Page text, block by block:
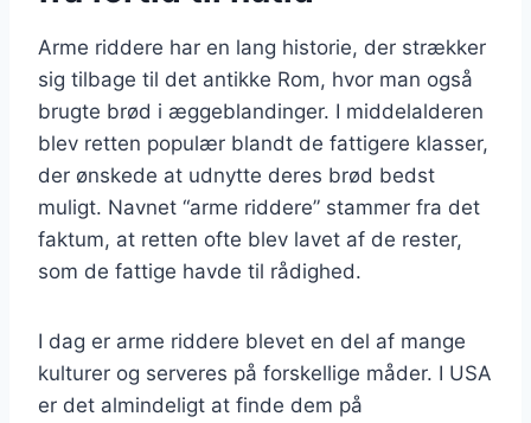
Arme riddere har en lang historie, der strækker
sig tilbage til det antikke Rom, hvor man også
brugte brød i æggeblandinger. I middelalderen
blev retten populær blandt de fattigere klasser,
der ønskede at udnytte deres brød bedst
muligt. Navnet “arme riddere” stammer fra det
faktum, at retten ofte blev lavet af de rester,
som de fattige havde til rådighed.
I dag er arme riddere blevet en del af mange
kulturer og serveres på forskellige måder. I USA
er det almindeligt at finde dem på